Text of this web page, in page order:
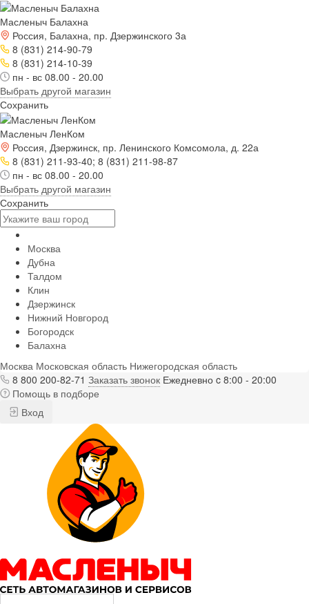
Масленыч Балахна
Россия, Балахна, пр. Дзержинского 3а
8 (831) 214-90-79
8 (831) 214-10-39
пн - вс 08.00 - 20.00
Выбрать другой магазин
Сохранить
Масленыч ЛенКом
Россия, Дзержинск, пр. Ленинского Комсомола, д. 22а
8 (831) 211-93-40; 8 (831) 211-98-87
пн - вс 08.00 - 20.00
Выбрать другой магазин
Сохранить
Москва
Дубна
Талдом
Клин
Дзержинск
Нижний Новгород
Богородск
Балахна
Москва Московская область Нижегородская область
8 800 200-82-71 Заказать звонок Ежедневно c 8:00 - 20:00
Помощь в подборе
Вход